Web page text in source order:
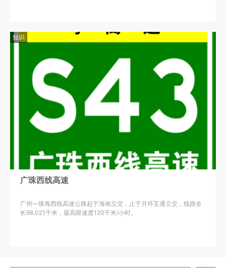
知识
广珠西线高速
广州—珠海西线高速公路起于海南立交，止于月环互通立交，线路全
长98.021千米，最高限速度120千米/小时。